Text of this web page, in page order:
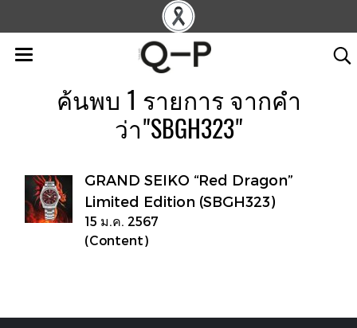
ค้นพบ 1 รายการ จากคำ
ว่า"SBGH323"
GRAND SEIKO “Red Dragon”
Limited Edition (SBGH323)
15 ม.ค. 2567
(Content)